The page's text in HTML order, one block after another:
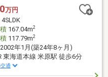
ト米原駅前店：徒歩10分
(約240m)
万円
4SLDK
167.04m2
117.79m2
2002年1月(築24年8ヶ月)
東海道本線 米原駅 徒歩6分
通